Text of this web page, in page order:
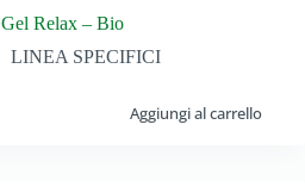
Gel Relax – Bio
LINEA SPECIFICI
Aggiungi al carrello